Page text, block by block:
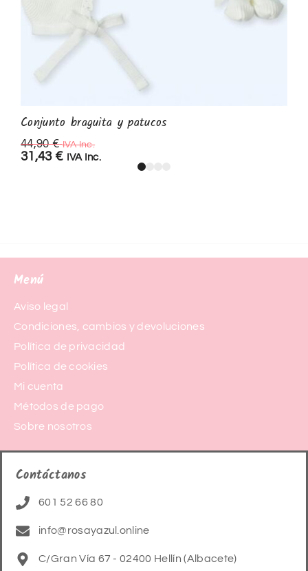
Conjunto braguita y patucos
44,90€ IVA Inc.
31,43 € IVA Inc.
Menú
Aviso legal
Condiciones, cambios y devoluciones
Política de privacidad
Política de cookies
Mi cuenta
Métodos de pago
Sobre nosotros
Contáctanos
601 52 66 80
info@rosayazul.online
C/Gran Vía 67 - 02400 Hellín (Albacete)